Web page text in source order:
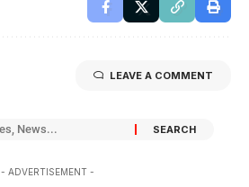
LEAVE A COMMENT
- ADVERTISEMENT -